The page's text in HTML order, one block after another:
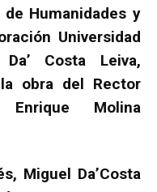
Humanidades y
Universidad
Costa Leiva,
obra del Rector
Molina
Miguel Da’Costa